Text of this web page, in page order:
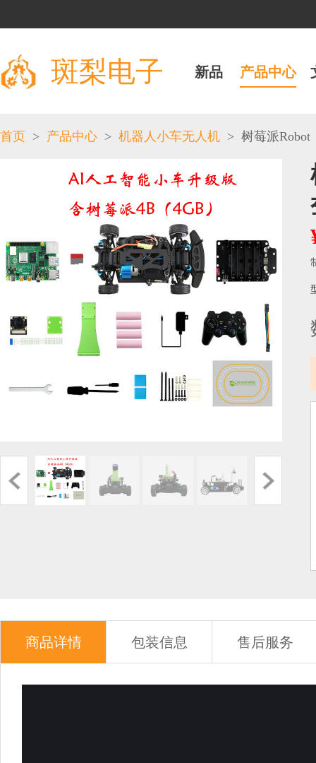
斑梨电子 新品 产品中心
首页 > 产品中心 > 机器人小车无人机 > 树莓派Robot
商品详情 包装信息 售后服务